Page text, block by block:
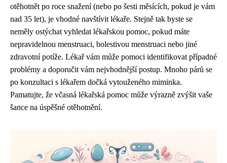
otěhotnět po roce snažení (nebo po šesti měsících, pokud je vám
nad 35 let), je vhodné navštívit lékaře. Stejně tak byste se
neměly ostýchat vyhledat lékařskou pomoc, pokud máte
nepravidelnou menstruaci, bolestivou menstruaci nebo jiné
zdravotní potíže. Lékař vám může pomoci identifikovat případné
problémy a doporučit vám nejvhodnější postup. Mnoho párů se
po konzultaci s lékařem dočká vytouženého miminka.
Pamatujte, že včasná lékařská pomoc může výrazně zvýšit vaše
šance na úspěšné otěhotnění.